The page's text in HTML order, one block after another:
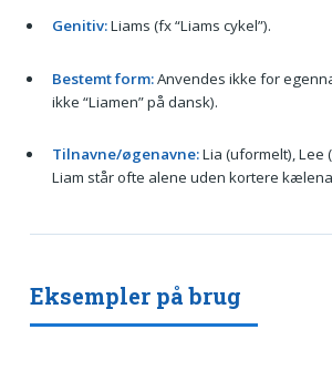
Genitiv:Liams (fx “Liams cykel”).
Bestemt form:Anvendes ikke for
ikke “Liamen” på dansk).
Tilnavne/øgenavne:Lia (uformelt), Lee
Liam står ofte alene uden kortere
Eksempler på brug